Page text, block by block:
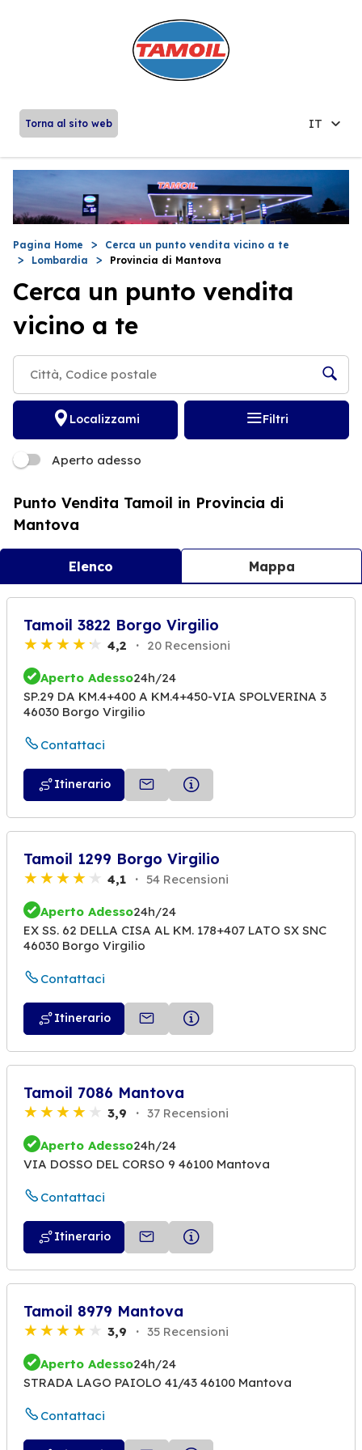
Torna al sito web IT
Pagina Home
Cerca un punto vendita vicino a te
Lombardia
Provincia di Mantova
Cerca un punto vendita
vicino a te
Localizzami Filtri
Aperto adesso
Punto Vendita Tamoil in Provincia di
Mantova
Elenco Mappa
Tamoil 3822 Borgo Virgilio
4,2 20 Recensioni
Aperto Adesso24h/24
SP.29 DA KM.4+400 A KM.4+450-VIA SPOLVERINA 3
46030 Borgo Virgilio
Contattaci
Itinerario
Tamoil 1299 Borgo Virgilio
4,1 54 Recensioni
Aperto Adesso24h/24
EX SS. 62 DELLA CISA AL KM. 178+407 LATO SX SNC
46030 Borgo Virgilio
Contattaci
Itinerario
Tamoil 7086 Mantova
3,9 37 Recensioni
Aperto Adesso24h/24
VIA DOSSO DEL CORSO 9 46100 Mantova
Contattaci
Itinerario
Tamoil 8979 Mantova
3,9 35 Recensioni
Aperto Adesso24h/24
STRADA LAGO PAIOLO 41/43 46100 Mantova
Contattaci